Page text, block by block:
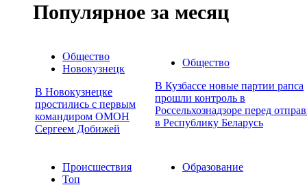
Популярное за месяц
Общество
Новокузнецк
В Новокузнецке
простились с первым
командиром ОМОН
Сергеем Добижей
Общество
В Кузбассе новые партии рапса
прошли контроль в
Россельхознадзоре перед
в Республику Беларусь
Происшествия
Топ
Образование